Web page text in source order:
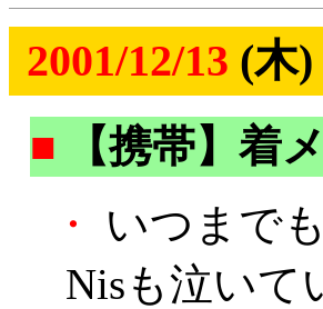
2001/12/13 (木)
■
【携帯】着
・
いつまで
Nisも泣いて